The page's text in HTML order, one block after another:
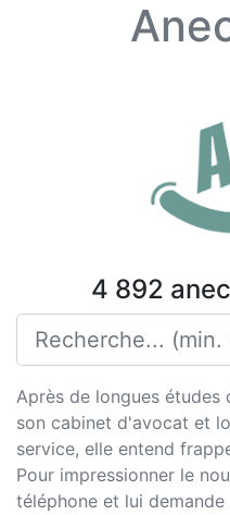
4 892
Après de longues
son cabinet d'avocat et
service, elle entend
Pour impressionner le
téléphone et lui